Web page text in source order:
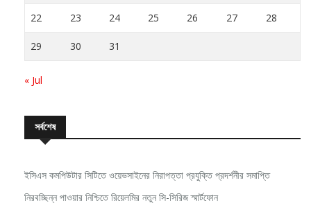
22 23 24 25 26 27 28
29 30 31
« Jul
সর্বশেষ
ইসিএস কমপিউটার সিটিতে ওয়েভসাইনের নিরাপত্তা প্রযুক্তি প্রদর্শনীর সমাপ্তি
নিরবচ্ছিন্ন পাওয়ার নিশ্চিতে রিয়েলমির নতুন সি-সিরিজ স্মার্টফোন